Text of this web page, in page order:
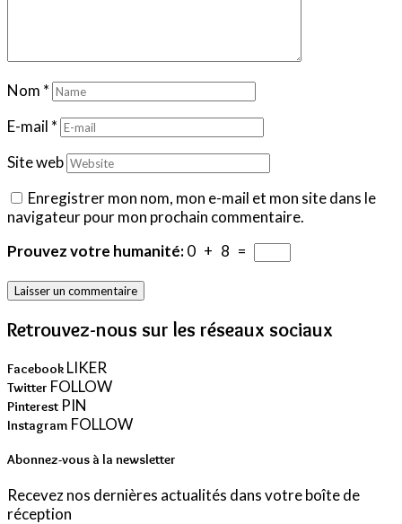
Nom *
E-mail *
Site web
Enregistrer mon nom, mon e-mail et mon site dans le
navigateur pour mon prochain commentaire.
Prouvez votre humanité:0 + 8 =
Retrouvez-nous sur les réseaux sociaux
Facebook LIKER
Twitter FOLLOW
Pinterest PIN
Instagram FOLLOW
Abonnez-vous à la newsletter
Recevez nos dernières actualités dans votre boîte de
réception